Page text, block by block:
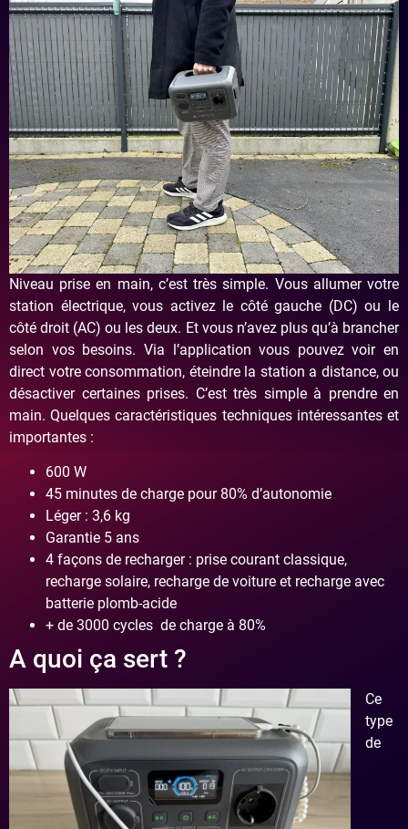
Niveau prise en main, c’est très simple. Vous allumer votre
station électrique, vous activez le côté gauche (DC) ou le
côté droit (AC) ou les deux. Et vous n’avez plus qu’à brancher
selon vos besoins. Via l’application vous pouvez voir en
direct votre consommation, éteindre la station a distance, ou
désactiver certaines prises. C’est très simple à prendre en
main. Quelques caractéristiques techniques intéressantes et
importantes :
600 W
45 minutes de charge pour 80% d’autonomie
Léger : 3,6 kg
Garantie 5 ans
4 façons de recharger : prise courant classique,
recharge solaire, recharge de voiture et recharge avec
batterie plomb-acide
+ de 3000 cycles de charge à 80%
A quoi ça sert ?
Ce
type
de